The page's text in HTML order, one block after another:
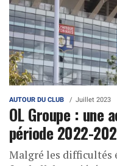
AUTOUR DU CLUB Juillet 2023
OL Groupe : une
période 2022-
Malgré les difficultés